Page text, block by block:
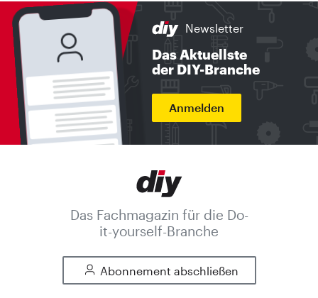
Newsletter
Das Aktuellste
der DIY-Branche
Anmelden
Das Fachmagazin für die Do-
it-yourself-Branche
Abonnement abschließen